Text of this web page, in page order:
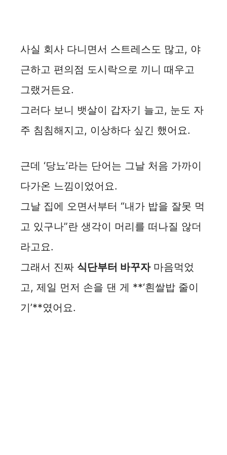
사실 회사 다니면서 스트레스도 많고, 야
근하고 편의점 도시락으로 끼니 때우고
그랬거든요.
그러다 보니 뱃살이 갑자기 늘고, 눈도 자
주 침침해지고, 이상하다 싶긴 했어요.
근데 ‘당뇨’라는 단어는 그날 처음 가까이
다가온 느낌이었어요.
그날 집에 오면서부터 “내가 밥을 잘못 먹
고 있구나”란 생각이 머리를 떠나질 않더
라고요.
그래서 진짜 식단부터 바꾸자마음먹었
고, 제일 먼저 손을 댄 게 **‘흰쌀밥 줄이
기’**였어요.